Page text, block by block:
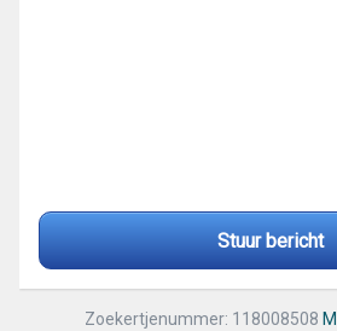
Stuur bericht
Zoekertjenummer: 118008508